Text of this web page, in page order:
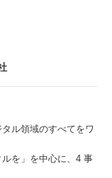
ル領域のすべてをワ
を」を中心に、4 事